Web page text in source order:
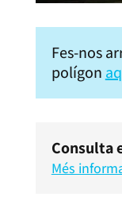
Fes-nos
polígon
Consulta
Més